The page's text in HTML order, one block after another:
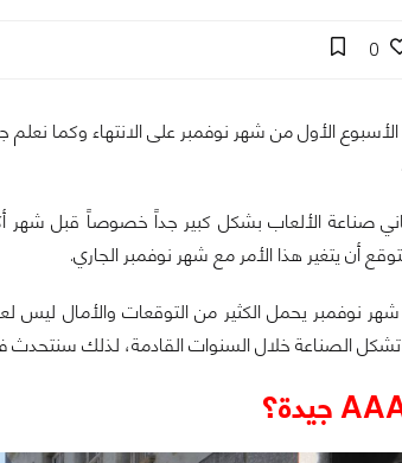
0
صناعة الألعاب بشكل كبير جداً خصوصاً قبل شهر
أن يتغير هذا الأمر مع شهر نوفمبر الجاري.
تشكل الصناعة خلال السنوات القادمة، لذلك سنتحدث